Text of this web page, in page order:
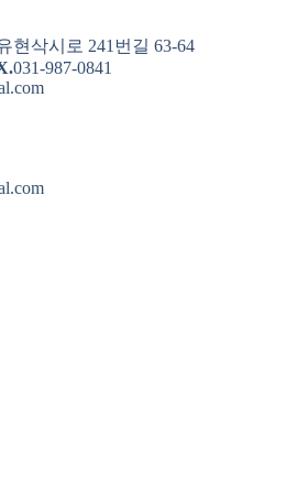
현삭시로 241번길 63-64
031-987-0841